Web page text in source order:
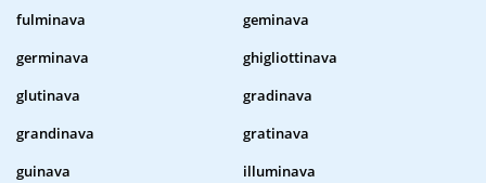
fulminava
geminava
germinava
ghigliottinava
glutinava
gradinava
grandinava
gratinava
guinava
illuminava